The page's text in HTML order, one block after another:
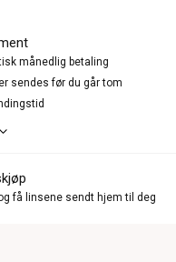
månedlig betaling
sendes før du går tom
få linsene sendt hjem til deg